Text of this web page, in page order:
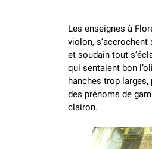
Les enseignes à
violon,
et soudain tout
qui sentaient bon
hanches trop
des prénoms de
clairon.